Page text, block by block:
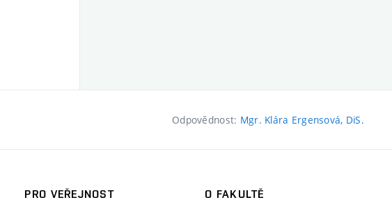
Odpovědnost: Mgr. Klára Ergensová, DiS.
PRO VEŘEJNOST
O FAKULTĚ